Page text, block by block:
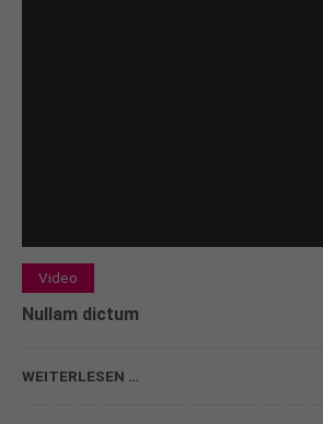
Video
Nullam dictum
WEITERLESEN …